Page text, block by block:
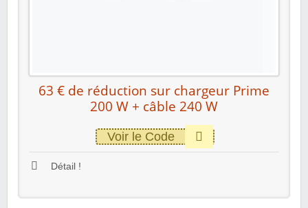
63 € de réduction sur chargeur Prime
200 W + câble 240 W
Voir le Code
Détail !